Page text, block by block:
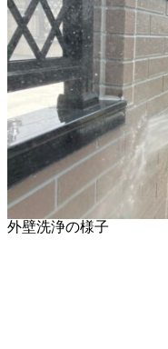
外壁洗浄の様子